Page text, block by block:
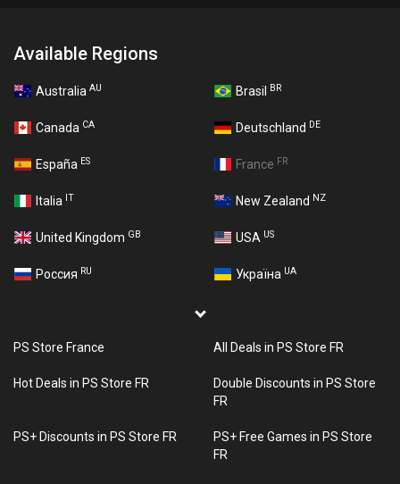
Available Regions
Australia AU Brasil BR
Canada CA Deutschland DE
España ES France FR
Italia IT New Zealand NZ
United Kingdom GB USA US
Россия RU Україна UA
PS Store France All Deals in PS Store FR
Hot Deals in PS Store FR
Double Discounts in PS Store
FR
PS+ Discounts in PS Store FR
PS+ Free Games in PS Store
FR